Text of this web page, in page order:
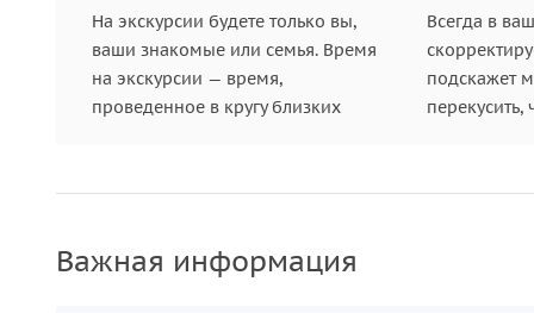
На экскурсии будете только вы,
ваши знакомые или семья. Время
на экскурсии — время,
проведенное в кругу близких
Всегда в
подскажет
перекусить,
Важная информация